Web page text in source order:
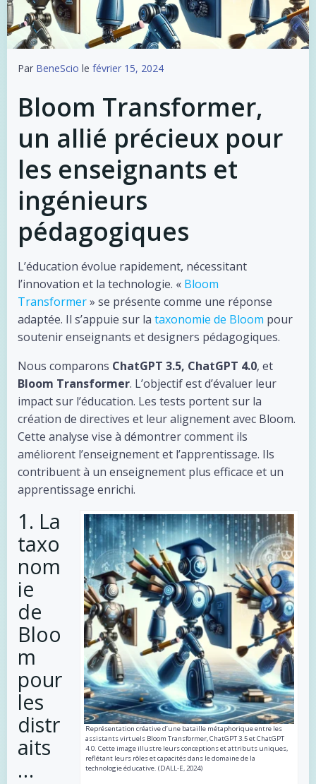
Par BeneScio le février 15, 2024
Bloom Transformer,
un allié précieux pour
les enseignants et
ingénieurs
pédagogiques
L’éducation évolue rapidement, nécessitant
l’innovation et la technologie. « Bloom
Transformer» se présente comme une réponse
adaptée. Il s’appuie sur la taxonomie de Bloom pour
soutenir enseignants et designers pédagogiques.
Nous comparons ChatGPT 3.5, ChatGPT 4.0, et
Bloom Transformer. L’objectif est d’évaluer leur
impact sur l’éducation. Les tests portent sur la
création de directives et leur alignement avec Bloom.
Cette analyse vise à démontrer comment ils
améliorent l’enseignement et l’apprentissage. Ils
contribuent à un enseignement plus efficace et un
apprentissage enrichi.
Représentation créative d’une bataille métaphorique entre les
assistants virtuels Bloom Transformer, ChatGPT 3.5 et ChatGPT
4.0. Cette image illustre leurs conceptions et attributs uniques,
reflétant leurs rôles et capacités dans le domaine de la
technologie éducative. (DALL-E, 2024)
1. La
taxo
nom
ie
de
Bloo
m
pour
les
distr
aits
…